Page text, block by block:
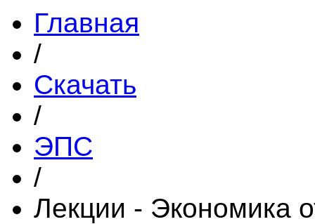
Главная
/
Скачать
/
ЭПС
/
Лекции - Экономика